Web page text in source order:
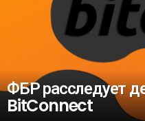
ФБР расследует
BitConnect